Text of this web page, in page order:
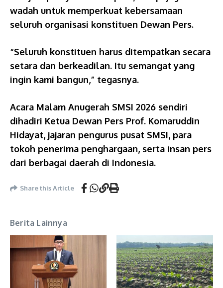
wadah untuk memperkuat kebersamaan
seluruh organisasi konstituen Dewan Pers.
“Seluruh konstituen harus ditempatkan secara
setara dan berkeadilan. Itu semangat yang
ingin kami bangun,” tegasnya.
Acara Malam Anugerah SMSI 2026 sendiri
dihadiri Ketua Dewan Pers Prof. Komaruddin
Hidayat, jajaran pengurus pusat SMSI, para
tokoh penerima penghargaan, serta insan pers
dari berbagai daerah di Indonesia.
Share this Article
Berita Lainnya